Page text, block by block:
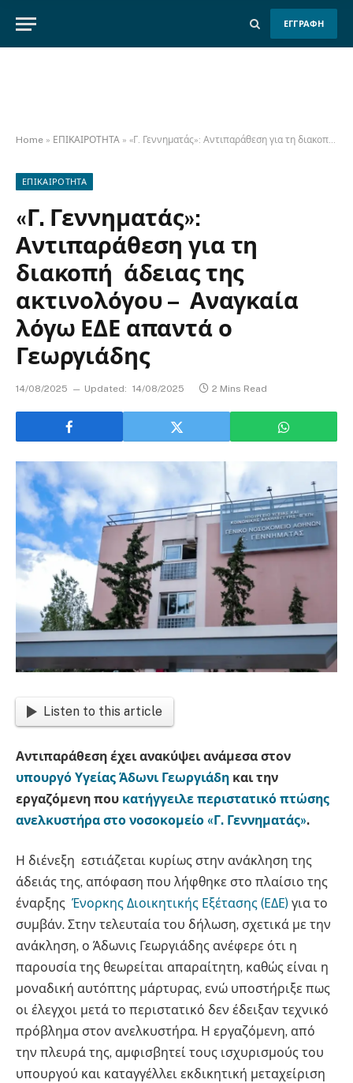
ΕΓΓΡΑΦΗ
Home » ΕΠΙΚΑΙΡΟΤΗΤΑ » «Γ. Γεννηματάς»: Αντιπαράθεση για τη διακοπή άδειας της ακτινολόγου – Αναγκαία λόγω ΕΔΕ απαντά ο Γεωργιάδης
ΕΠΙΚΑΙΡΟΤΗΤΑ
«Γ. Γεννηματάς»:
Αντιπαράθεση για τη
διακοπή άδειας της
ακτινολόγου – Αναγκαία
λόγω ΕΔΕ απαντά ο
Γεωργιάδης
14/08/2025 Updated: 14/08/2025 2 Mins Read
Listen to this article
Αντιπαράθεση έχει ανακύψει ανάμεσα στον
υπουργό Υγείας Άδωνι Γεωργιάδη και την
εργαζόμενη που κατήγγειλε περιστατικό πτώσης
ανελκυστήρα στο νοσοκομείο «Γ. Γεννηματάς».
Η διένεξη εστιάζεται κυρίως στην ανάκληση της
άδειάς της, απόφαση που λήφθηκε στο πλαίσιο της
έναρξης Ένορκης Διοικητικής Εξέτασης (ΕΔΕ) για το
συμβάν. Στην τελευταία του δήλωση, σχετικά με την
ανάκληση, ο Άδωνις Γεωργιάδης ανέφερε ότι η
παρουσία της θεωρείται απαραίτητη, καθώς είναι η
μοναδική αυτόπτης μάρτυρας, ενώ υποστήριξε πως
οι έλεγχοι μετά το περιστατικό δεν έδειξαν τεχνικό
πρόβλημα στον ανελκυστήρα. Η εργαζόμενη, από
την πλευρά της, αμφισβητεί τους ισχυρισμούς του
υπουργού και καταγγέλλει εκδικητική μεταχείριση